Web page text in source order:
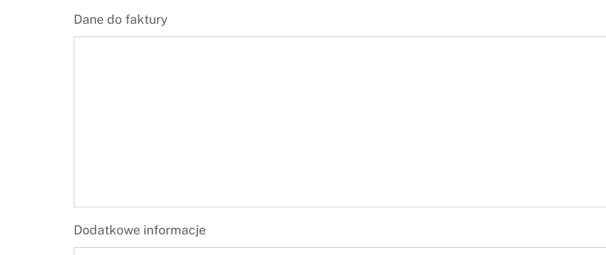
Dane do faktury
Dodatkowe informacje